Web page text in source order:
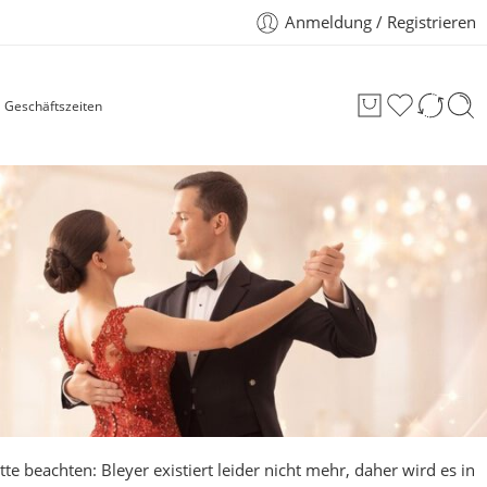
Anmeldung / Registrieren
Geschäftszeiten
beachten: Bleyer existiert leider nicht mehr, daher wird es in